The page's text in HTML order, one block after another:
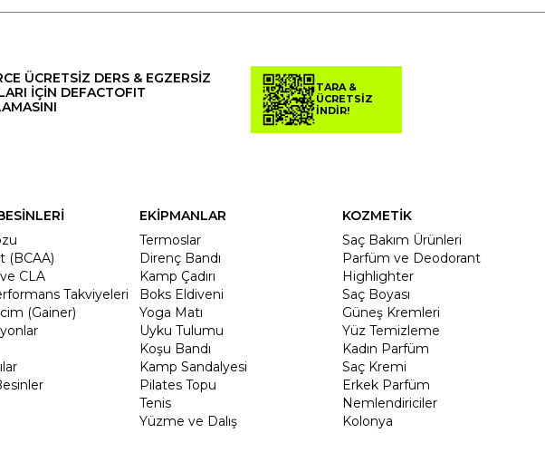
ÜCRETSİZ DERS & EGZERSİZ
İÇİN DEFACTOFIT
TARA &
ÜCRETSİZ
İNDİR!
(BCAA)
CLA
Takviyeleri
(Gainer)
EKİPMANLAR
Termoslar
Direnç Bandı
Kamp Çadırı
Boks Eldiveni
Yoga Matı
Uyku Tulumu
Koşu Bandı
Kamp Sandalyesi
Pilates Topu
Tenis
Yüzme ve Dalış
KOZMETİK
Saç Bakım Ürünleri
Parfüm ve Deodorant
Highlighter
Saç Boyası
Güneş Kremleri
Yüz Temizleme
Kadın Parfüm
Saç Kremi
Erkek Parfüm
Nemlendiriciler
Kolonya